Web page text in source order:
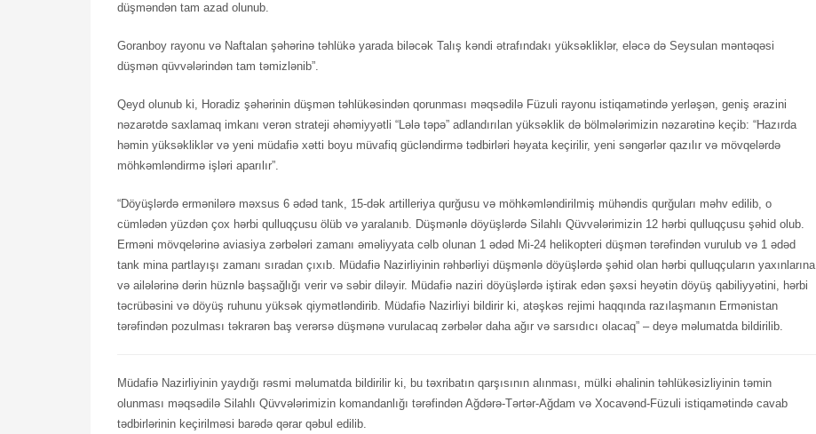
düşməndən tam azad olunub.
Goranboy rayonu və Naftalan şəhərinə təhlükə yarada biləcək Talış kəndi ətrafındakı yüksəkliklər, eləcə də Seysulan məntəqəsi
düşmən qüvvələrindən tam təmizlənib”.
Qeyd olunub ki, Horadiz şəhərinin düşmən təhlükəsindən qorunması məqsədilə Füzuli rayonu istiqamətində yerləşən, geniş ərazini
nəzarətdə saxlamaq imkanı verən strateji əhəmiyyətli “Lələ təpə” adlandırılan yüksəklik də bölmələrimizin nəzarətinə keçib: “Hazırda
həmin yüksəkliklər və yeni müdafiə xətti boyu müvafiq gücləndirmə tədbirləri həyata keçirilir, yeni səngərlər qazılır və mövqelərdə
möhkəmləndirmə işləri aparılır”.
“Döyüşlərdə ermənilərə məxsus 6 ədəd tank, 15-dək artilleriya qurğusu və möhkəmləndirilmiş mühəndis qurğuları məhv edilib, o
cümlədən yüzdən çox hərbi qulluqçusu ölüb və yaralanıb. Düşmənlə döyüşlərdə Silahlı Qüvvələrimizin 12 hərbi qulluqçusu şəhid olub.
Erməni mövqelərinə aviasiya zərbələri zamanı əməliyyata cəlb olunan 1 ədəd Mi-24 helikopteri düşmən tərəfindən vurulub və 1 ədəd
tank mina partlayışı zamanı sıradan çıxıb. Müdafiə Nazirliyinin rəhbərliyi düşmənlə döyüşlərdə şəhid olan hərbi qulluqçuların yaxınlarına
və ailələrinə dərin hüznlə başsağlığı verir və səbir diləyir. Müdafiə naziri döyüşlərdə iştirak edən şəxsi heyətin döyüş qabiliyyətini, hərbi
təcrübəsini və döyüş ruhunu yüksək qiymətləndirib. Müdafiə Nazirliyi bildirir ki, atəşkəs rejimi haqqında razılaşmanın Ermənistan
tərəfindən pozulması təkrarən baş verərsə düşmənə vurulacaq zərbələr daha ağır və sarsıdıcı olacaq” – deyə məlumatda bildirilib.
Müdafiə Nazirliyinin yaydığı rəsmi məlumatda bildirilir ki, bu təxribatın qarşısının alınması, mülki əhalinin təhlükəsizliyinin təmin
olunması məqsədilə Silahlı Qüvvələrimizin komandanlığı tərəfindən Ağdərə-Tərtər-Ağdam və Xocavənd-Füzuli istiqamətində cavab
tədbirlərinin keçirilməsi barədə qərar qəbul edilib.